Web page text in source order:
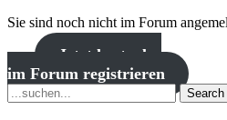
Sie sind noch nicht im Forum
Jetzt kostenlos
im Forum registrieren
Search